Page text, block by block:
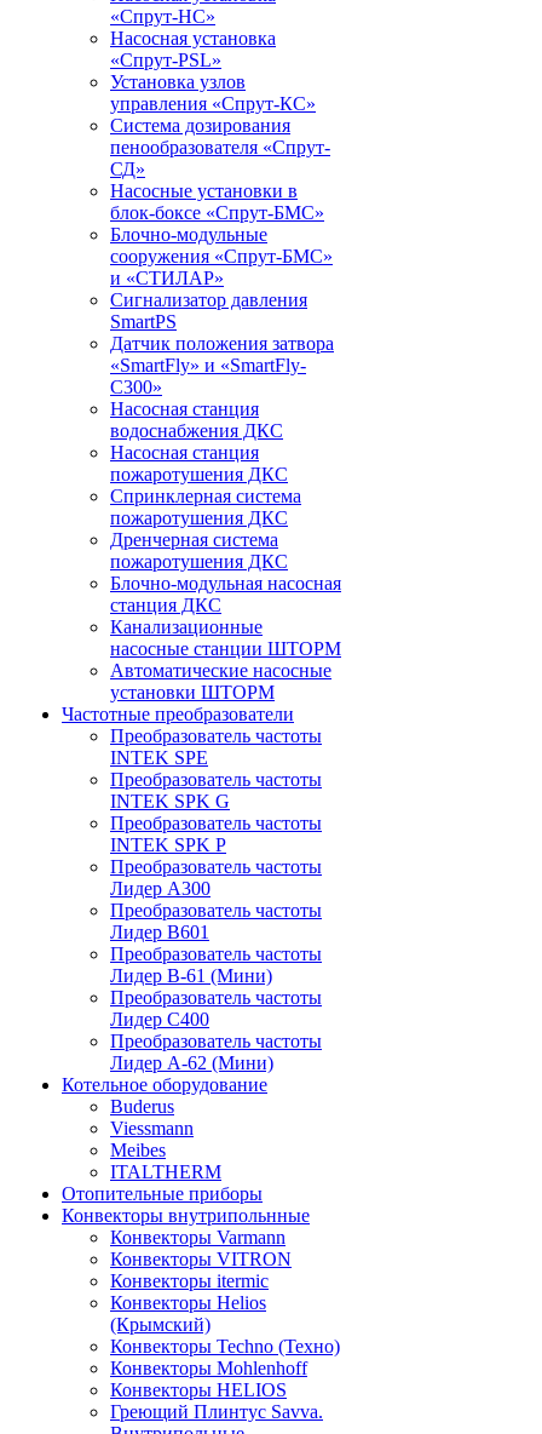
«Спрут-НС»
Насосная установка
«Спрут-PSL»
Установка узлов
управления «Спрут-КС»
Система дозирования
пенообразователя «Спрут-
СД»
Насосные установки в
блок-боксе «Спрут-БМС»
Блочно-модульные
сооружения «Спрут-БМС»
и «СТИЛАР»
Сигнализатор давления
SmartPS
Датчик положения затвора
«SmartFly» и «SmartFly-
С300»
Насосная станция
водоснабжения ДКС
Насосная станция
пожаротушения ДКС
Спринклерная система
пожаротушения ДКС
Дренчерная система
пожаротушения ДКС
Блочно-модульная насосная
станция ДКС
Канализационные
насосные станции ШТОРМ
Автоматические насосные
установки ШТОРМ
Частотные преобразователи
Преобразователь частоты
INTEK SPE
Преобразователь частоты
INTEK SPK G
Преобразователь частоты
INTEK SPK P
Преобразователь частоты
Лидер А300
Преобразователь частоты
Лидер B601
Преобразователь частоты
Лидер В-61 (Мини)
Преобразователь частоты
Лидер С400
Преобразователь частоты
Лидер А-62 (Мини)
Котельное оборудование
Buderus
Viessmann
Meibes
ITALTHERM
Отопительные приборы
Конвекторы внутрипольнные
Конвекторы Varmann
Конвекторы VITRON
Конвекторы itermic
Конвекторы Helios
(Крымский)
Конвекторы Techno (Техно)
Конвекторы Mohlenhoff
Конвекторы HELIOS
Греющий Плинтус Savva.